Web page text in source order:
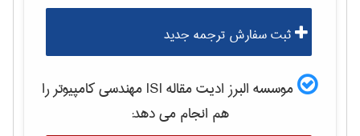
ثبت سفارش ترجمه جدید
موسسه البرز ادیت مقاله ISI مهندسی كامپيوتررا
هم انجام می دهد: